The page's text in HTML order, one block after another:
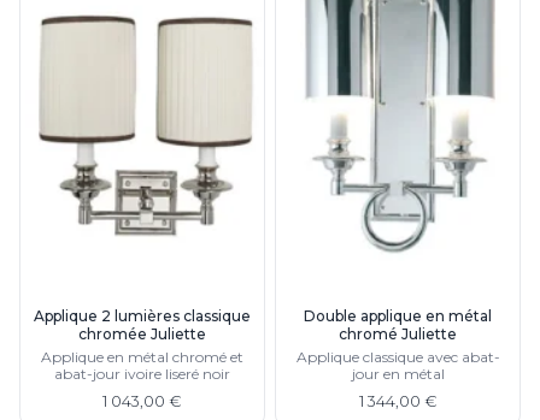
Applique 2 lumières classique
chromée Juliette
Applique en métal chromé et
abat-jour ivoire liseré noir
1 043,00 €
Double applique en métal
chromé Juliette
Applique classique avec abat-
jour en métal
1 344,00 €